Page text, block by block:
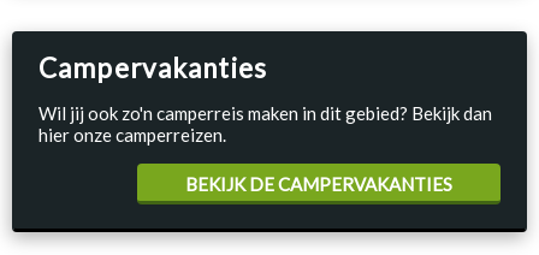
Campervakanties
Wil jij ook zo'n camperreis maken in dit gebied? Bekijk dan
hier onze camperreizen.
BEKIJK DE CAMPERVAKANTIES